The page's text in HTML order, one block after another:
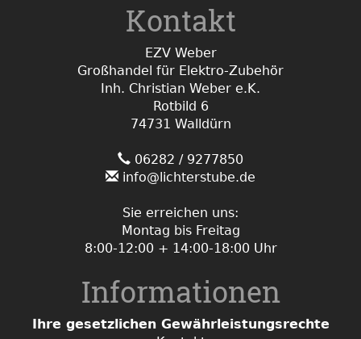
Kontakt
EZV Weber
Großhandel für Elektro-Zubehör
Inh. Christian Weber e.K.
Rotbild 6
74731 Walldürn
06282 / 9277850
info@lichterstube.de
Sie erreichen uns:
Montag bis Freitag
8:00-12:00 + 14:00-18:00 Uhr
Informationen
Ihre gesetzlichen Gewährleistungsrechte